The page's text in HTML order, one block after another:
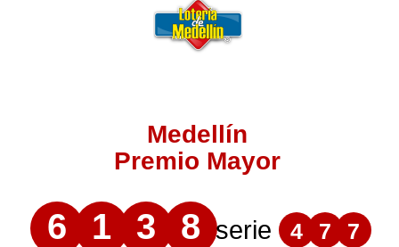
Medellín
Premio Mayor
6 1 3 8 serie 4 7 7